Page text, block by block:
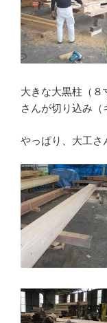
大きな大黒柱（８
さんが切り込み（
やっぱり、大工さ